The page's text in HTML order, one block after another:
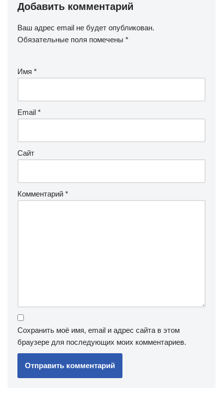
Добавить комментарий
Ваш адрес email не будет опубликован.
Обязательные поля помечены *
Имя *
Email *
Сайт
Комментарий *
Сохранить моё имя, email и адрес сайта в этом
браузере для последующих моих комментариев.